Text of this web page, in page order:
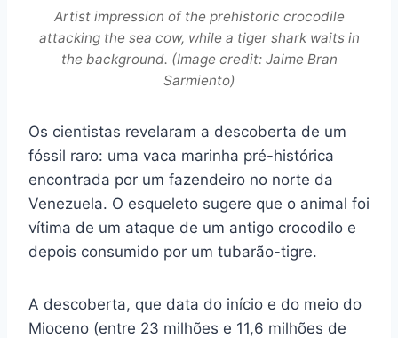
Artist impression of the prehistoric crocodile
attacking the sea cow, while a tiger shark waits in
the background. (Image credit: Jaime Bran
Sarmiento)
Os cientistas revelaram a descoberta de um
fóssil raro: uma vaca marinha pré-histórica
encontrada por um fazendeiro no norte da
Venezuela. O esqueleto sugere que o animal foi
vítima de um ataque de um antigo crocodilo e
depois consumido por um tubarão-tigre.
A descoberta, que data do início e do meio do
Mioceno (entre 23 milhões e 11,6 milhões de